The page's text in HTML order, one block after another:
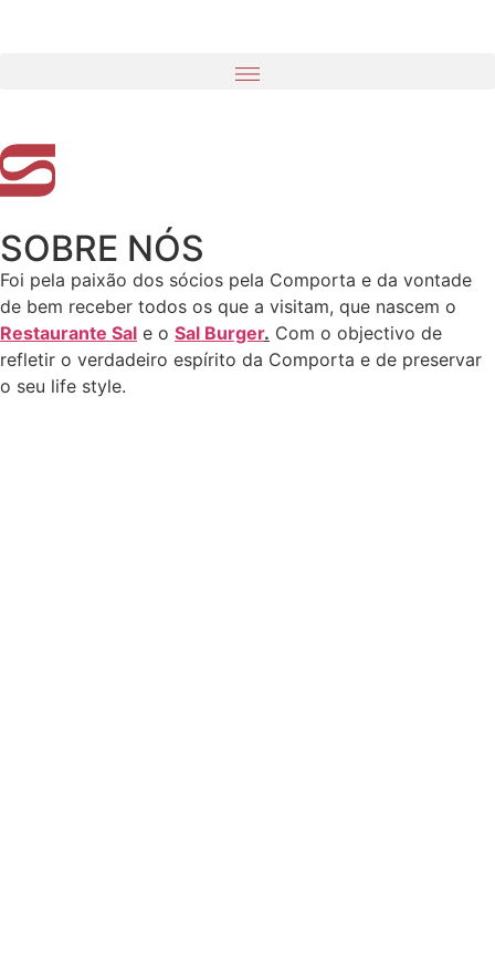
SOBRE NÓS
Foi pela paixão dos sócios pela Comporta e da vontade
de bem receber todos os que a visitam, que nascem o
Restaurante Sal e o Sal Burger. Com o objectivo de
refletir o verdadeiro espírito da Comporta e de preservar
o seu life style.